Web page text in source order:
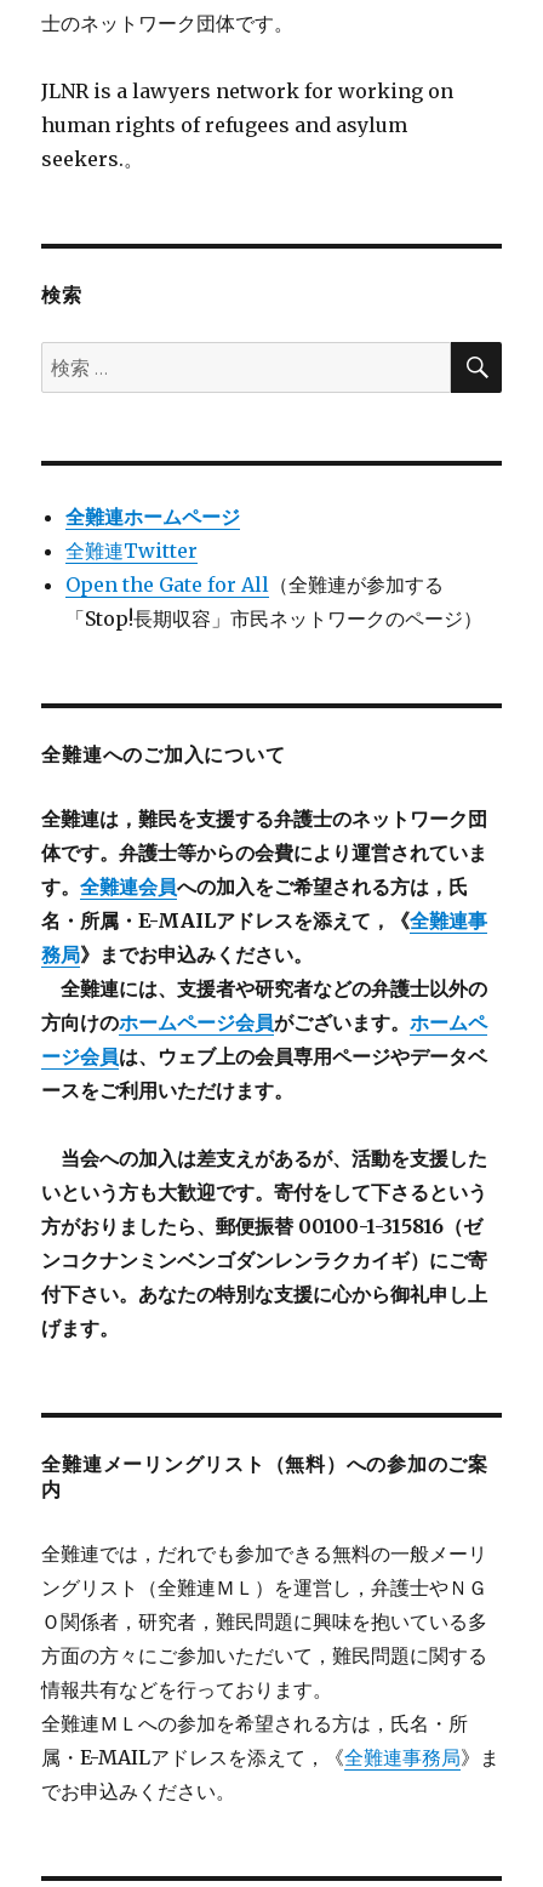
士のネットワーク団体です。
JLNR is a lawyers network for working on
human rights of refugees and asylum
seekers.。
検索
検
索:
検
全難連ホームページ
全難連Twitter
Open the Gate for All （全難連が参加する
「Stop!長期収容」市民ネットワークのページ）
全難連へのご加入について
全難連は，難民を支援する弁護士のネットワーク団
体です。弁護士等からの会費により運営されていま
す。全難連会員への加入をご希望される方は，氏
名・所属・E-MAILアドレスを添えて，《全難連事
務局》までお申込みください。
全難連には、支援者や研究者などの弁護士以外の
方向けのホームページ会員がございます。ホームペ
ージ会員は、ウェブ上の会員専用ページやデータベ
ースをご利用いただけます。
当会への加入は差支えがあるが、活動を支援した
いという方も大歓迎です。寄付をして下さるという
方がおりましたら、郵便振替 00100-1-315816（ゼ
ンコクナンミンベンゴダンレンラクカイギ）にご寄
付下さい。あなたの特別な支援に心から御礼申し上
げます。
全難連メーリングリスト（無料）への参加のご案
内
全難連では，だれでも参加できる無料の一般メーリ
ングリスト（全難連ＭＬ）を運営し，弁護士やＮＧ
Ｏ関係者，研究者，難民問題に興味を抱いている多
方面の方々にご参加いただいて，難民問題に関する
情報共有などを行っております。
全難連ＭＬへの参加を希望される方は，氏名・所
属・E-MAILアドレスを添えて，《全難連事務局》ま
でお申込みください。